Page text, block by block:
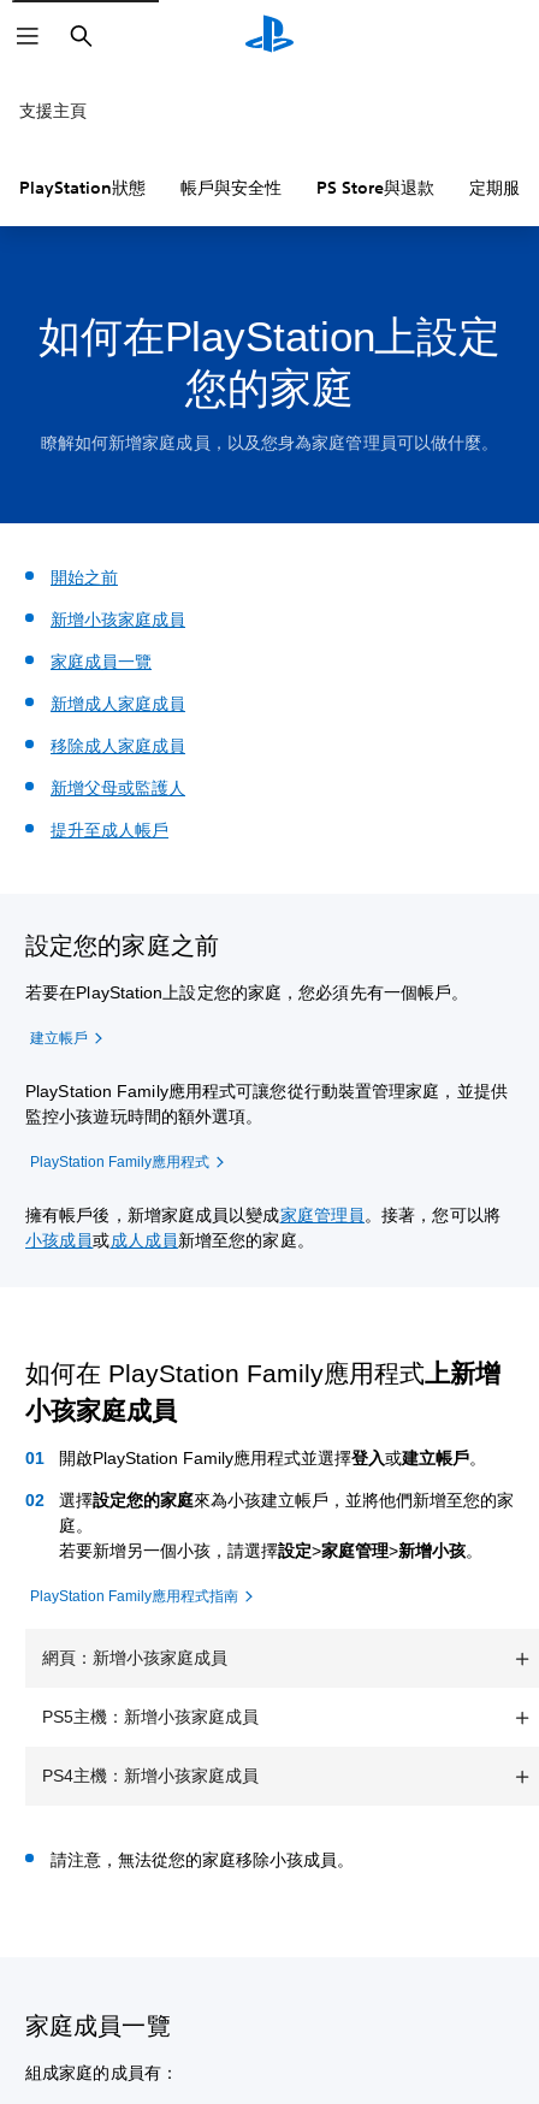
搜
尋
支援主頁
PlayStation狀態 帳戶與安全性 PS Store與退款 定期服務
如何在PlayStation上設定
您的家庭
瞭解如何新增家庭成員，以及您身為家庭管理員可以做什麼。
開始之前
新增小孩家庭成員
家庭成員一覽
新增成人家庭成員
移除成人家庭成員
新增父母或監護人
提升至成人帳戶
設定您的家庭之前
若要在PlayStation上設定您的家庭，您必須先有一個帳戶。
建立帳戶
PlayStation Family應用程式可讓您從行動裝置管理家庭，並提供
監控小孩遊玩時間的額外選項。
PlayStation Family應用程式
擁有帳戶後，新增家庭成員以變成家庭管理員 。接著，您可以將
小孩成員或成人成員新增至您的家庭。
如何在 PlayStation Family應用程式上新增
小孩家庭成員
開啟PlayStation Family應用程式並選擇登入或建立帳戶。
選擇設定您的家庭來為小孩建立帳戶，並將他們新增至您的家
庭。
若要新增另一個小孩，請選擇設定>家庭管理>新增小孩。
PlayStation Family應用程式指南
網頁：新增小孩家庭成員
PS5主機：新增小孩家庭成員
PS4主機：新增小孩家庭成員
請注意，無法從您的家庭移除小孩成員。
家庭成員一覽
組成家庭的成員有：